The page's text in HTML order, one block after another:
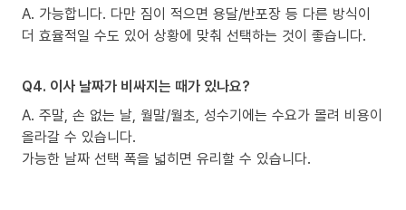
A. 가능합니다. 다만 짐이 적으면 용달/반포장 등 다른 방식이
더 효율적일 수도 있어 상황에 맞춰 선택하는 것이 좋습니다.
Q4. 이사 날짜가 비싸지는 때가 있나요?
A. 주말, 손 없는 날, 월말/월초, 성수기에는 수요가 몰려 비용이
올라갈 수 있습니다.
가능한 날짜 선택 폭을 넓히면 유리할 수 있습니다.